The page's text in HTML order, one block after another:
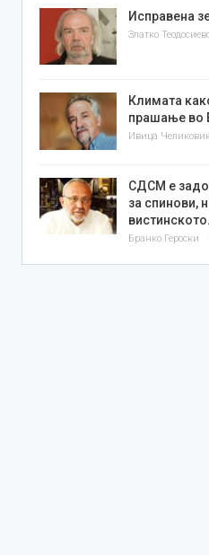
Исправена
Климата
прашање во
Ивица
СДСМ е
за спинови,
Бранко Героски